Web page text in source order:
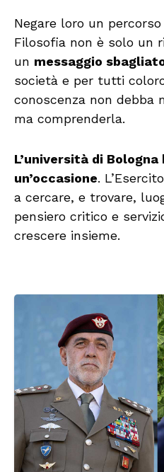
Negare loro un
Filosofia non è solo un
un messaggio
società e per tutti
conoscenza non debba
ma comprenderla.
L’università di Bologna
un’occasione.
a cercare, e trovare,
pensiero critico e
crescere insieme.